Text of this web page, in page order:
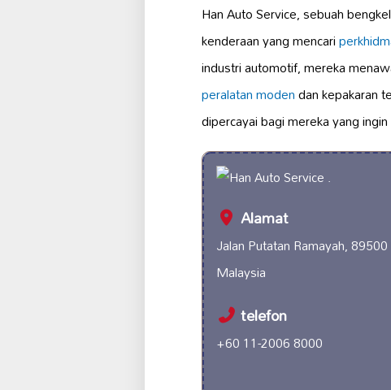
Han Auto Service, sebuah
kenderaan yang mencari
industri automotif, mereka
peralatan modendan kepakaran
dipercayai bagi mereka yang
Alamat
Jalan Putatan Ramayah,
Malaysia
telefon
+60 11-2006 8000